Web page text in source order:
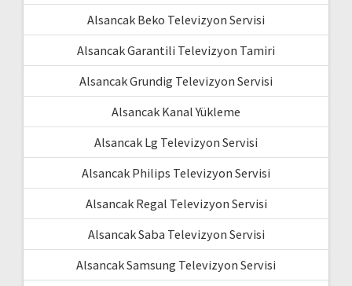
Alsancak Beko Televizyon Servisi
Alsancak Garantili Televizyon Tamiri
Alsancak Grundig Televizyon Servisi
Alsancak Kanal Yükleme
Alsancak Lg Televizyon Servisi
Alsancak Philips Televizyon Servisi
Alsancak Regal Televizyon Servisi
Alsancak Saba Televizyon Servisi
Alsancak Samsung Televizyon Servisi